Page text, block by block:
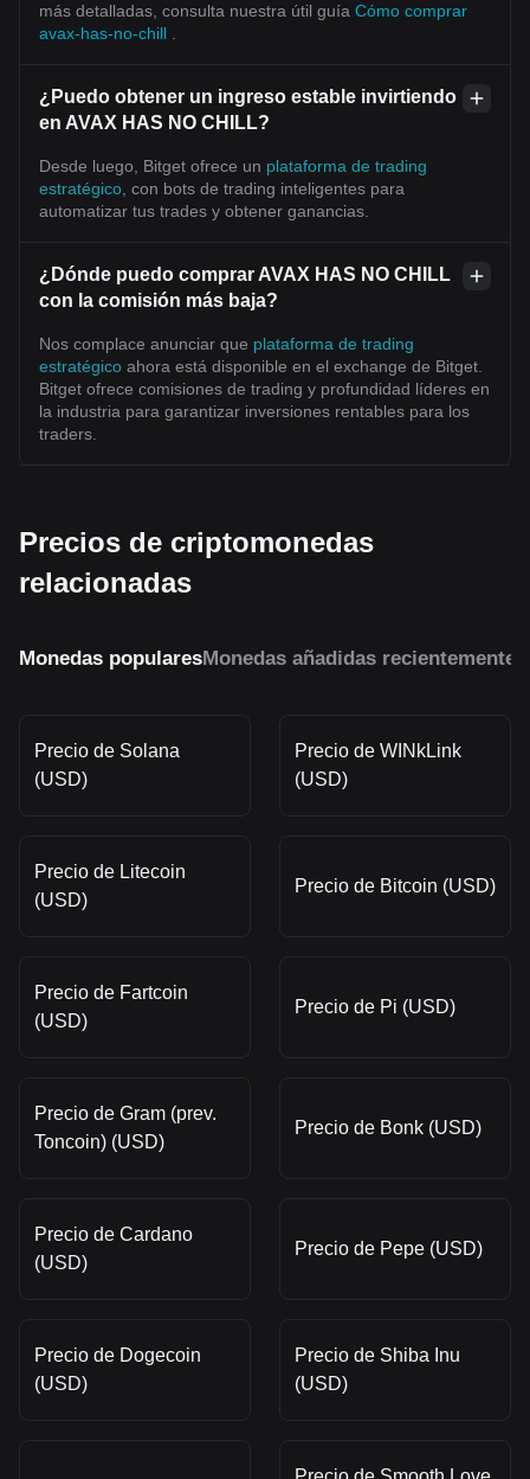
más detalladas, consulta nuestra útil guía Cómo comprar
avax-has-no-chill
¿Puedo obtener un ingreso estable invirtiendo
en AVAX HAS NO CHILL?
Desde luego, Bitget ofrece un plataforma de trading
estratégico , con bots de trading inteligentes para
automatizar tus trades y obtener ganancias.
¿Dónde puedo comprar AVAX HAS NO CHILL
con la comisión más baja?
Nos complace anunciar que plataforma de trading
estratégico ahora está disponible en el exchange de Bitget.
Bitget ofrece comisiones de trading y profundidad líderes en
la industria para garantizar inversiones rentables para los
traders.
Precios de criptomonedas
relacionadas
Monedas popularesMonedas añadidas recientemente
Precio de Solana
(USD)
Precio de WINkLink
(USD)
Precio de Litecoin
(USD)
Precio de Bitcoin (USD)
Precio de Fartcoin
(USD)
Precio de Pi (USD)
Precio de Gram (prev.
Toncoin) (USD)
Precio de Bonk (USD)
Precio de Cardano
(USD)
Precio de Pepe (USD)
Precio de Dogecoin
(USD)
Precio de Shiba Inu
(USD)